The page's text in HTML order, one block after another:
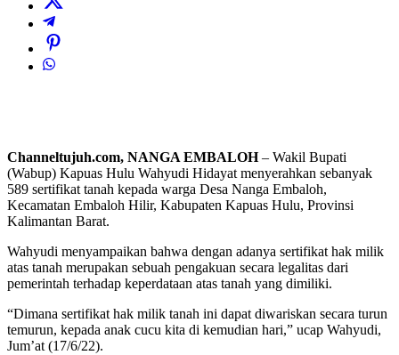
Channeltujuh.com, NANGA EMBALOH– Wakil Bupati
(Wabup) Kapuas Hulu Wahyudi Hidayat menyerahkan sebanyak
589 sertifikat tanah kepada warga Desa Nanga Embaloh,
Kecamatan Embaloh Hilir, Kabupaten Kapuas Hulu, Provinsi
Kalimantan Barat.
Wahyudi menyampaikan bahwa dengan adanya sertifikat hak milik
atas tanah merupakan sebuah pengakuan secara legalitas dari
pemerintah terhadap keperdataan atas tanah yang dimiliki.
“Dimana sertifikat hak milik tanah ini dapat diwariskan secara turun
temurun, kepada anak cucu kita di kemudian hari,” ucap Wahyudi,
Jum’at (17/6/22).